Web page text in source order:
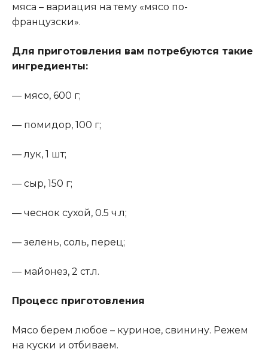
мяса – вариация на тему «мясо по-
французски».
Для приготовления вам потребуются такие
ингредиенты:
— мясо, 600 г;
— помидор, 100 г;
— лук, 1 шт;
— сыр, 150 г;
— чеснок сухой, 0.5 ч.л;
— зелень, соль, перец;
— майонез, 2 ст.л.
Процесс приготовления
Мясо берем любое – куриное, свинину. Режем
на куски и отбиваем.